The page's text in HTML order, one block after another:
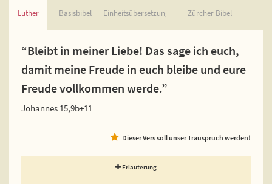
Luther Basisbibel Einheitsübersetzung Zürcher Bibel
“Bleibt in meiner Liebe! Das sage ich euch,
damit meine Freude in euch bleibe und eure
Freude vollkommen werde.”
Johannes 15,9b+11
Dieser Vers soll unser Trauspruch werden!
Erläuterung